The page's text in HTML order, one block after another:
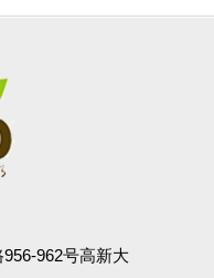
962号高新大